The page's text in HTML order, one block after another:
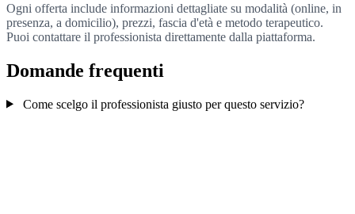
Ogni offerta include informazioni dettagliate su modalità (online, in
presenza, a domicilio), prezzi, fascia d'età e metodo terapeutico.
Puoi contattare il professionista direttamente dalla piattaforma.
Domande frequenti
Come scelgo il professionista giusto per questo servizio?